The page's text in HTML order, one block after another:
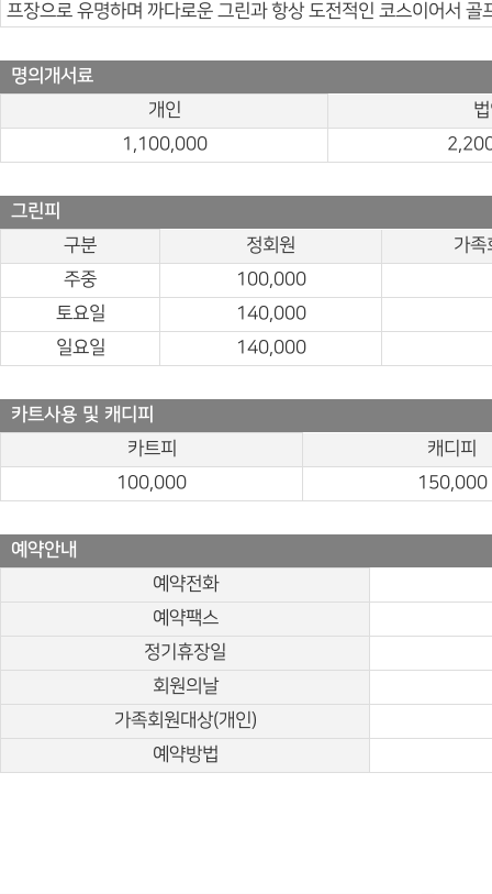
프장으로 유명하며 까다로운 그린과 항상 도전적인 코스이어서
명의개서료
개인
1,100,000
그린피
구분
정회원
가족
주중
100,000
토요일
140,000
일요일
140,000
카트사용 및 캐디피
카트피
캐디피
100,000
150,000
예약안내
예약전화
예약팩스
정기휴장일
회원의날
가족회원대상(개인)
예약방법